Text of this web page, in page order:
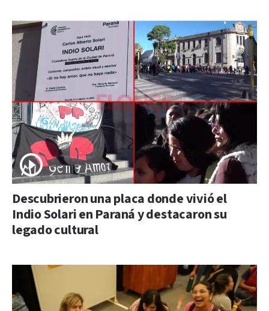
Descubrieron una placa donde vivió el
Indio Solari en Paraná y destacaron su
legado cultural